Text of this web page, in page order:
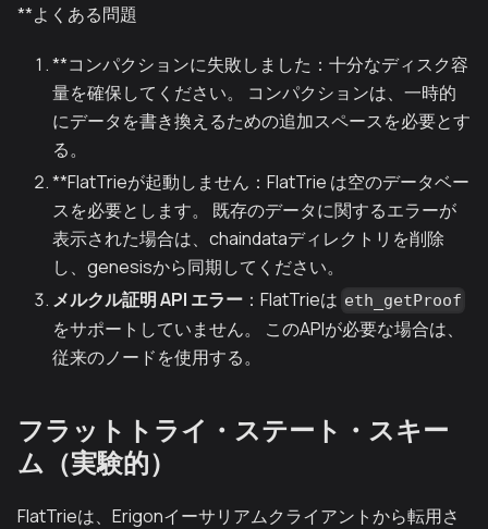
**よくある問題
**コンパクションに失敗しました：十分なディスク容
量を確保してください。 コンパクションは、一時的
にデータを書き換えるための追加スペースを必要とす
る。
**FlatTrieが起動しません：FlatTrie は空のデータベー
スを必要とします。 既存のデータに関するエラーが
表示された場合は、chaindataディレクトリを削除
し、genesisから同期してください。
メルクル証明 API エラー ：FlatTrieは eth_getProof
をサポートしていません。 このAPIが必要な場合は、
従来のノードを使用する。
フラットトライ・ステート・スキー
ム（実験的）
FlatTrieは、Erigonイーサリアムクライアントから転用さ